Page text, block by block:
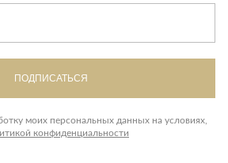
ПОДПИСАТЬСЯ
моих персональных данных на условиях,
конфиденциальности